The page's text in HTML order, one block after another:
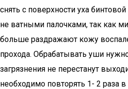
снять с поверхности уха
не ватными палочками, так как
больше раздражают кожу
прохода. Обрабатывать уши
загрязнения не перестанут
необходимо повторять 1- 2 раза